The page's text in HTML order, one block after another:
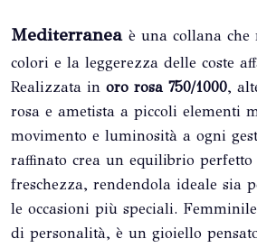
Mediterranea è una collana
colori e la leggerezza delle coste
Realizzata in oro rosa 750/1000,
rosa e ametista a piccoli elementi
movimento e luminosità a ogni
raffinato crea un equilibrio perfetto
freschezza, rendendola ideale sia
le occasioni più speciali.
di personalità, è un gioiello